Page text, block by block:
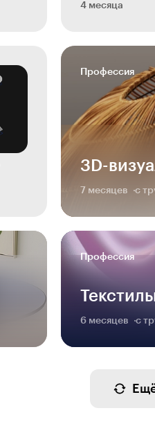
4 месяца
Профессия
3D-
7 месяцев с
Профессия
6 месяцев с